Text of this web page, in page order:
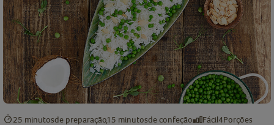
25 minutosde preparação15 minutosde confeção Fácil4Porções